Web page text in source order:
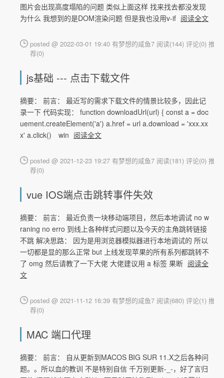
图片会出现高度塌陷的问题 类似上面这样 找来找去都没发现
为什么 我想到的是DOM渲染问题 但是我也没用v-if 阅读全文
posted @ 2022-03-01 19:40 有梦想的咸鱼7 阅读(144) 评论(0) 推
荐(0)
js基础 --- 点击下载文件
摘要： 前言： 最近写的需求下载文件的情景比较多，因此记
录一下 代码实现： function downloadUrl(url) { const a = doc
uement.createElement('a') a.href = url a.download = 'xxx.xx
x' a.click() win 阅读全文
posted @ 2021-12-23 19:27 有梦想的咸鱼7 阅读(181) 评论(0) 推
荐(0)
vue IOS端点击跳转事件失效
摘要： 前言： 最近负责一块移动端项目，然后本地调试 no w
raning no erro 到线上各种样式问题以及今天的主角跳转链接
不跳 解决思路： 因为是用浏览器模拟器进行本地调试的 所以
一切都是显的那么正常 but 上线发现苹果的所有系列都跳转不
了 omg 然后请教了一下大佬 大佬建议用 a 标签 果断 阅读全
文
posted @ 2021-11-12 16:39 有梦想的咸鱼7 阅读(680) 评论(1) 推
荐(0)
MAC 端口代理
摘要： 前言： 自从更新到MACOS BIG SUR 11.X之后各种问
题。。所以血的教训 不是特别自信 千万别更新-_-，好了言归